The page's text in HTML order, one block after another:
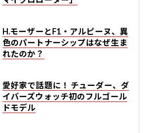
H.モーザーとF1・アルピーヌ、異
色のパートナーシップはなぜ生ま
れたのか？
愛好家で話題に！ チューダー、ダ
イバーズウォッチ初のフルゴール
ドモデル